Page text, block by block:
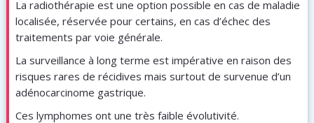
La radiothérapie est une option possible en cas de maladie
localisée, réservée pour certains, en cas d’échec des
traitements par voie générale.
La surveillance à long terme est impérative en raison des
risques rares de récidives mais surtout de survenue d’un
adénocarcinome gastrique.
Ces lymphomes ont une très faible évolutivité.